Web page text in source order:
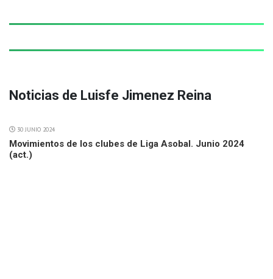
Noticias de Luisfe Jimenez Reina
30 JUNIO 2024
Movimientos de los clubes de Liga Asobal. Junio 2024
(act.)